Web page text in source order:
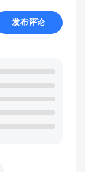
发布评论